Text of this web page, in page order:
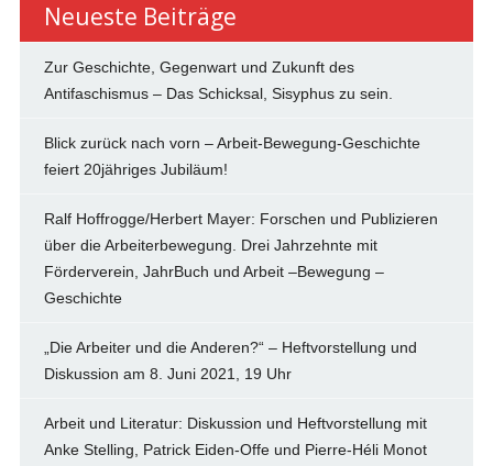
Neueste Beiträge
Zur Geschichte, Gegenwart und Zukunft des
Antifaschismus – Das Schicksal, Sisyphus zu sein.
Blick zurück nach vorn – Arbeit-Bewegung-Geschichte
feiert 20jähriges Jubiläum!
Ralf Hoffrogge/Herbert Mayer: Forschen und Publizieren
über die Arbeiterbewegung. Drei Jahrzehnte mit
Förderverein, JahrBuch und Arbeit –Bewegung –
Geschichte
„Die Arbeiter und die Anderen?“ – Heftvorstellung und
Diskussion am 8. Juni 2021, 19 Uhr
Arbeit und Literatur: Diskussion und Heftvorstellung mit
Anke Stelling, Patrick Eiden-Offe und Pierre-Héli Monot